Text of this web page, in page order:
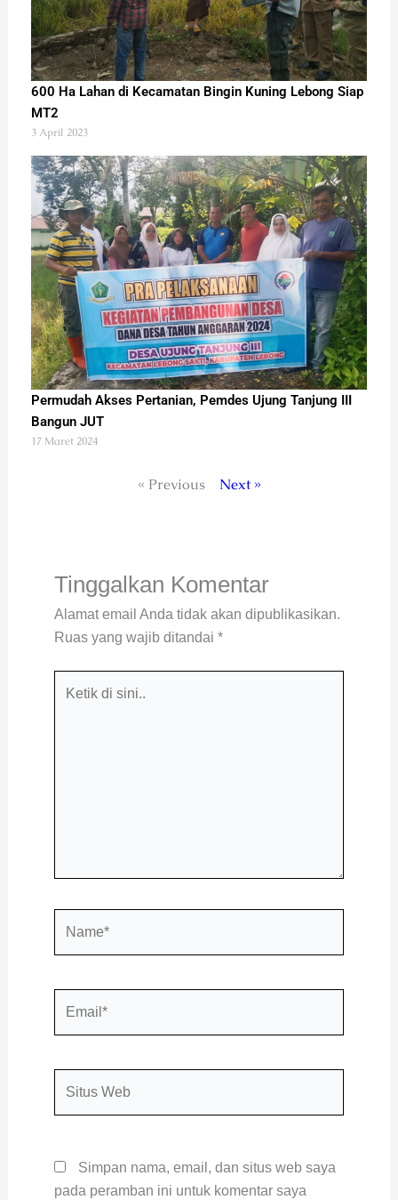
600 Ha Lahan di Kecamatan Bingin Kuning Lebong Siap
MT2
3 April 2023
Permudah Akses Pertanian, Pemdes Ujung Tanjung III
Bangun JUT
17 Maret 2024
« Previous Next »
Tinggalkan Komentar
Alamat email Anda tidak akan dipublikasikan.
Ruas yang wajib ditandai *
Simpan nama, email, dan situs web saya
pada peramban ini untuk komentar saya